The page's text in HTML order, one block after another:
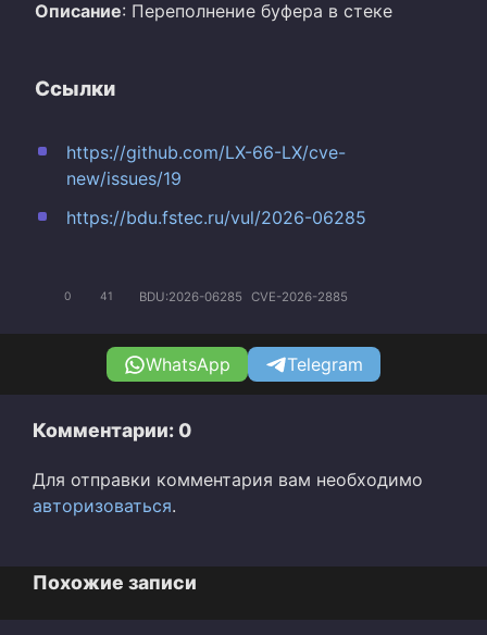
Описание: Переполнение буфера в стеке
Ссылки
https://github.com/LX-66-LX/cve-
new/issues/19
https://bdu.fstec.ru/vul/2026-06285
0 41 BDU:2026-06285 CVE-2026-2885
WhatsApp Telegram
Комментарии: 0
Для отправки комментария вам необходимо
авторизоваться.
Похожие записи